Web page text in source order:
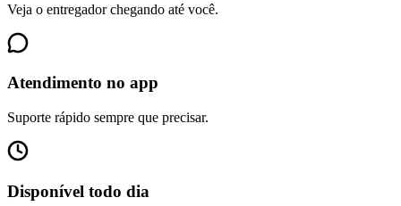
Veja o entregador chegando até você.
Atendimento no app
Suporte rápido sempre que precisar.
Disponível todo dia